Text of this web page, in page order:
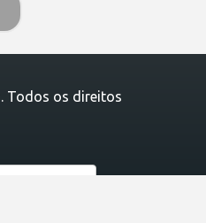
Todos os direitos